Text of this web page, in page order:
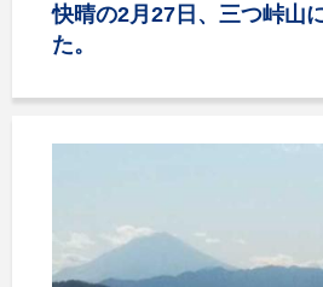
快晴の2月27日、三つ峠山
た。